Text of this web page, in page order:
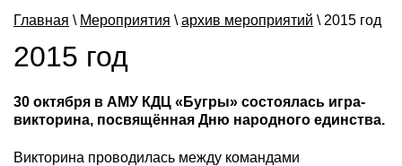
Главная \ Мероприятия \ архив мероприятий \ 2015 год
2015 год
30 октября в АМУ КДЦ «Бугры» состоялась игра-
викторина, посвящённая Дню народного единства.
Викторина проводилась между командами